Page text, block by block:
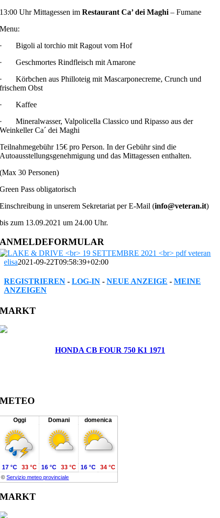
13:00 Uhr Mittagessen imRestaurant Ca’ dei Maghi– Fumane
Menu:
· Bigoli al torchio mit Ragout vom Hof
· Geschmortes Rindfleisch mit Amarone
· Körbchen aus Philloteig mit Mascarponecreme, Crunch und
frischem Obst
· Kaffee
· Mineralwasser, Valpolicella Classico und Ripasso aus der
Weinkeller Ca´ dei Maghi
Teilnahmegebühr 15€ pro Person. In der Gebühr sind die
Autoausstellungsgenehmigung und das Mittagessen enthalten.
(Max 30 Personen)
Green Pass obligatorisch
Einschreibung in unserem Sekretariat per E-Mail (info@veteran.it)
bis zum 13.09.2021 um 24.00 Uhr.
ANMELDEFORMULAR
elisa2021-09-22T09:58:39+02:00
REGISTRIEREN - LOG-IN - NEUE ANZEIGE - MEINE
ANZEIGEN
Facebook
Twitter
Reddit
LinkedIn
WhatsApp
Tumblr
Pinterest
Vk
Xing
Email
MARKT
HONDA CB FOUR 750 K1 1971
METEO
Oggi Domani domenica
©Servizio meteo provinciale
17 °C 33 °C 16 °C 33 °C 16 °C 34 °C
MARKT